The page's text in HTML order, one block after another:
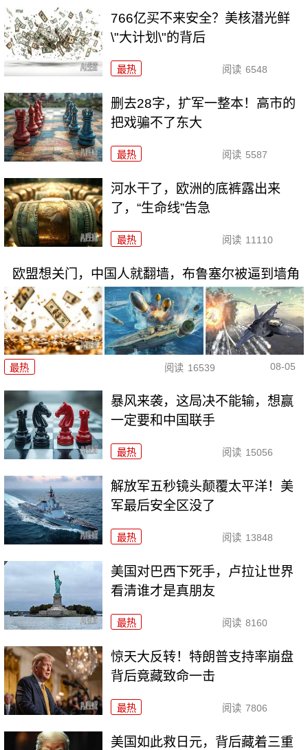
766亿买不来安全？美核潜光鲜
\"大计划\"的背后
最热 阅读 6548
删去28字，扩军一整本！高市的
把戏骗不了东大
最热 阅读 5587
河水干了，欧洲的底裤露出来
了，“生命线”告急
最热 阅读 11110
欧盟想关门，中国人就翻墙，布鲁塞尔被逼到墙角
最热 阅读 16539 08-05
暴风来袭，这局决不能输，想赢
一定要和中国联手
最热 阅读 15056
解放军五秒镜头颠覆太平洋！美
军最后安全区没了
最热 阅读 13848
美国对巴西下死手，卢拉让世界
看清谁才是真朋友
最热 阅读 8160
惊天大反转！特朗普支持率崩盘
背后竟藏致命一击
最热 阅读 7806
美国如此救日元，背后藏着三重